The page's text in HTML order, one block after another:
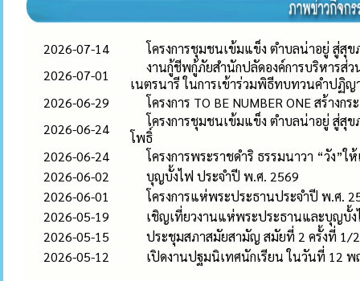
2026-07-14
โครงการชุมชนเข้มแข็ง ตำบลน่าอยู่ สู่สุ
2026-07-01
งานกู้ชีพกู้ภัยสำนักปลัดองค์การบริหารส่ว
เนตรนารี ในการเข้าร่วมพิธีทบทวนคำปฏิ
2026-06-29
โครงการ TO BE NUMBER ONE สร้า
2026-06-24
โครงการชุมชนเข้มแข็ง ตำบลน่าอยู่ สู่สุ
โพธิ์
2026-06-24
โครงการพระราชดำริ ธรรมนาวา “วัง”
2026-06-02
บุญบั้งไฟ ประจำปี พ.ศ. 2569
2026-06-01
โครงการแห่พระประธานประจำปี พ.ศ.
2026-05-19
เชิญเที่ยวงานแห่พระประธานและบุญบั้ง
2026-05-15
ประชุมสภาสมัยสามัญ สมัยที่ 2 ครั้งที่ 1/
2026-05-12
เปิดงานปฐมนิเทศนักเรียน ในวันที่ 12